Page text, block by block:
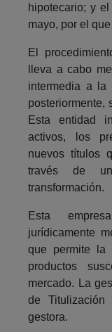
hipotecario; y
mayo, por el
El
lleva a cabo
intermedia a
posteriormente,
Esta entidad
activos, los
nuevos títulos
través de
transformación.
Esta
jurídicamente
que permite la
productos
mercado. La
de Titulización
gestora.